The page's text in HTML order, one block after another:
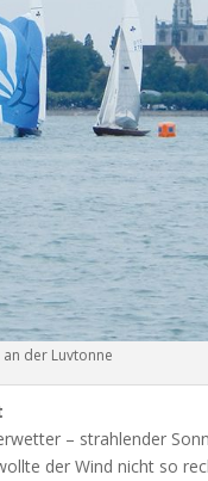
an der Luvtonne
– strahlender
der Wind nicht so